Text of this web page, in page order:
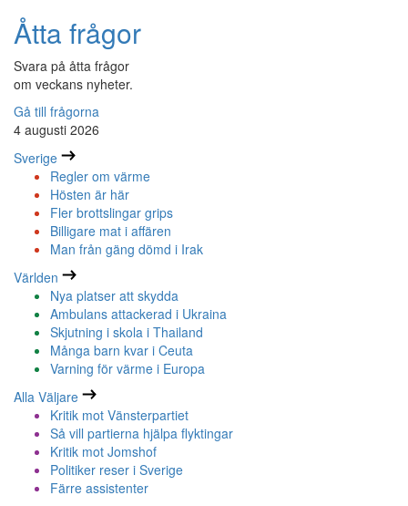
Åtta frågor
Svara på åtta frågor
om veckans nyheter.
Gå till frågorna
4 augusti 2026
Sverige
Regler om värme
Hösten är här
Fler brottslingar grips
Billigare mat i affären
Man från gäng dömd i Irak
Världen
Nya platser att skydda
Ambulans attackerad i Ukraina
Skjutning i skola i Thailand
Många barn kvar i Ceuta
Varning för värme i Europa
Alla Väljare
Kritik mot Vänsterpartiet
Så vill partierna hjälpa flyktingar
Kritik mot Jomshof
Politiker reser i Sverige
Färre assistenter